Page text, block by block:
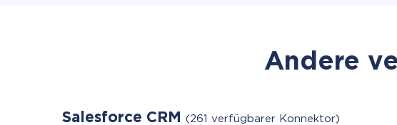
Andere
Salesforce CRM (261 verfügbarer Konnektor)